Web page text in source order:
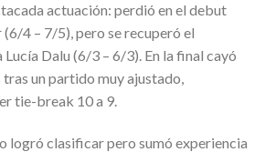
actuación: perdió en el debut
4 – 7/5), pero se recuperó el
Dalu (6/3 – 6/3). En la final cayó
tras un partido muy ajustado,
tie-break 10 a 9.
logró clasificar pero sumó experiencia